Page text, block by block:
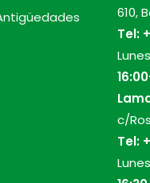
610,
Tel:
c/
Tel: